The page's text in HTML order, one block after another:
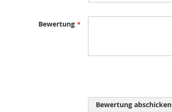
Bewertung
Bewertung abschicken